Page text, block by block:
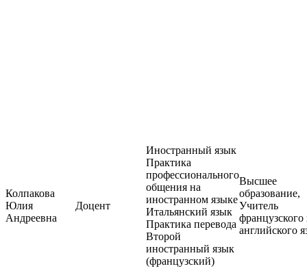
Колпакова
Юлия
Андреевна
Доцент
Иностранный язык
Практика
профессионального
общения на
иностранном языке
Итальянский язык
Практика перевода
Второй
иностранный язык
(французский)
Высшее
образование,
Учитель
французского
английского